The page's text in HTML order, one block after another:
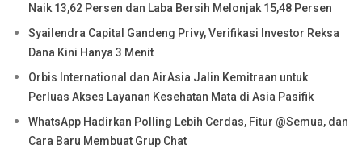
Naik 13,62 Persen dan Laba Bersih Melonjak 15,48 Persen
Syailendra Capital Gandeng Privy, Verifikasi Investor Reksa
Dana Kini Hanya 3 Menit
Orbis International dan AirAsia Jalin Kemitraan untuk
Perluas Akses Layanan Kesehatan Mata di Asia Pasifik
WhatsApp Hadirkan Polling Lebih Cerdas, Fitur @Semua, dan
Cara Baru Membuat Grup Chat